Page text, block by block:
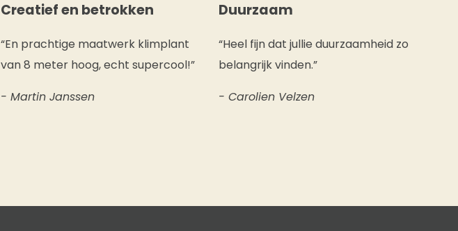
Creatief en betrokken
“En prachtige maatwerk klimplant
van 8 meter hoog, echt supercool!”
- Martin Janssen
Duurzaam
“Heel fijn dat jullie duurzaamheid zo
belangrijk vinden.”
- Carolien Velzen